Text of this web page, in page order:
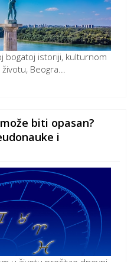
bogatoj istoriji, kulturnom
Beogra...
biti opasan?
i